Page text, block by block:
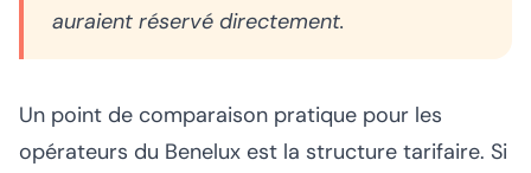
auraient réservé directement.
Un point de comparaison pratique pour les
opérateurs du Benelux est la structure tarifaire. Si